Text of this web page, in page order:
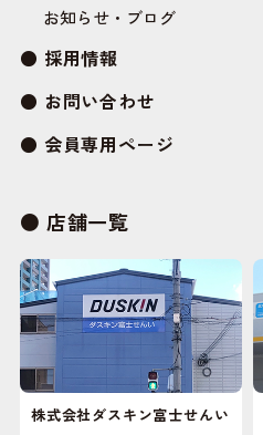
お知らせ・ブログ
採用情報
お問い合わせ
会員専用ページ
店舗一覧
株式会社ダスキン富士せんい